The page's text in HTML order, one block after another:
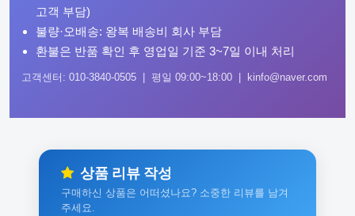
고객 부담)
불량·오배송: 왕복 배송비 회사 부담
환불은 반품 확인 후 영업일 기준 3~7일 이내 처리
고객센터: 010-3840-0505 | 평일 09:00~18:00 | kinfo@naver.com
상품 리뷰 작성
구매하신 상품은 어떠셨나요? 소중한 리뷰를 남겨
주세요.